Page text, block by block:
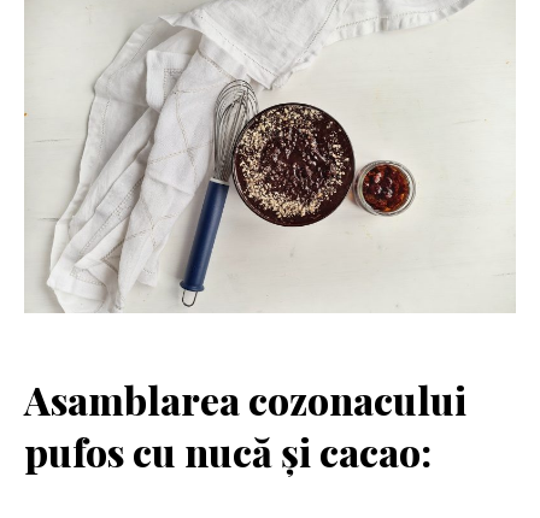
Asamblarea cozonacului
pufos cu nucă și cacao: